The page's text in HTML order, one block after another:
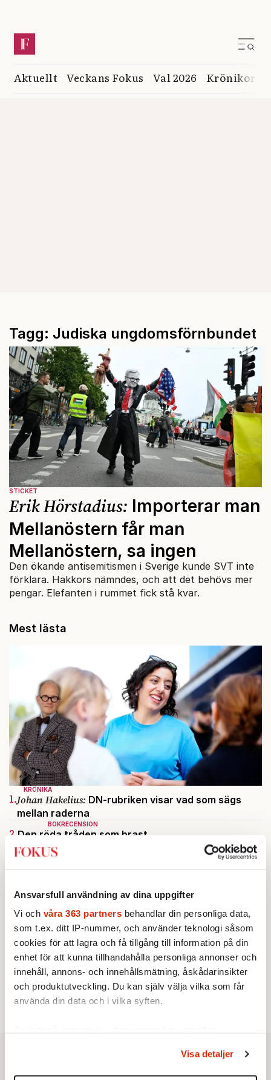
Ansvarsfull användning av dina uppgifter
Vi och våra 363 partners behandlar din personliga data,
som t.ex. ditt IP-nummer, och använder teknologi såsom
cookies för att lagra och få tillgång till information på din
enhet för att kunna tillhandahålla personliga annonser och
innehåll, annons- och innehållsmätning, åskådarinsikter
och produktutveckling. Du kan själv välja vilka som får
använda din data och i vilka syften.
Du kan ändra eller dra tillbaka ditt samtycke när som
helst från cookie-förklaringen.
Visa detaljer
Aktuellt Veckans Fokus Val 2026 Krönikor
Tagg: Judiska ungdomsförnbundet
STICKET
Erik Hörstadius: Importerar man
Mellanöstern får man
Mellanöstern, sa ingen
Den ökande antisemitismen i Sverige kunde SVT inte
förklara. Hakkors nämndes, och att det behövs mer
pengar. Elefanten i rummet fick stå kvar.
Mest lästa
KRÖNIKA
1.Johan Hakelius: DN-rubriken visar vad som sägs
mellan raderna
BOKRECENSION
2. Den röda tråden som brast
Av: Gustaf Lewander
INRIKES
Vattenbristen är här – men var femte liter läcker
KRÖNIKA
Lars Åberg:Cyklisternas megalomani tar över
Stockholm
KRÖNIKA
5.Sakine Madon:Efter islamistdådet oroar sig
vänstern för Agnes Wold
STICKET
6.Jonas Gummesson:Ardays avskedsbrev lyser av
självgodhet